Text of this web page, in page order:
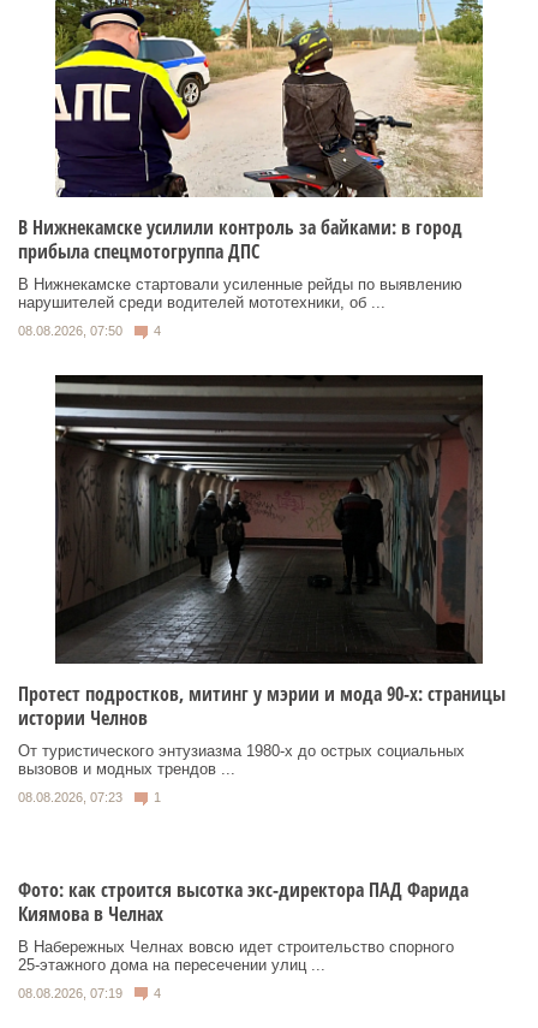
В Нижнекамске усилили контроль за байками: в город
прибыла спецмотогруппа ДПС
В Нижнекамске стартовали усиленные рейды по выявлению
нарушителей среди водителей мототехники, об ...
08.08.2026, 07:50 4
Протест подростков, митинг у мэрии и мода 90-х: страницы
истории Челнов
От туристического энтузиазма 1980‑х до острых социальных
вызовов и модных трендов ...
08.08.2026, 07:23 1
Фото: как строится высотка экс-директора ПАД Фарида
Киямова в Челнах
В Набережных Челнах вовсю идет строительство спорного
25‑этажного дома на пересечении улиц ...
08.08.2026, 07:19 4